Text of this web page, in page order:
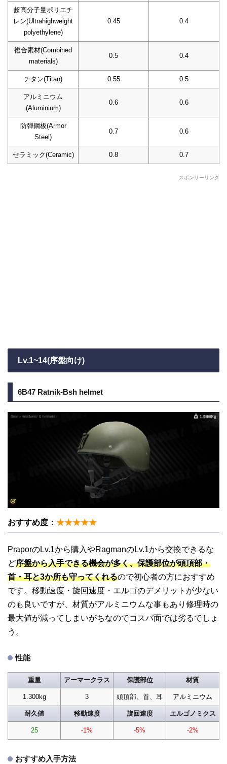
超高分子量ポリエチ
レン(Ultrahighweight
polyethylene)
0.45 0.4
複合素材(Combined
materials)
0.5 0.4
チタン(Titan) 0.55 0.5
アルミニウム
(Aluminium)
0.6 0.6
防弾鋼板(Armor
Steel)
0.7 0.6
セラミック(Ceramic) 0.8 0.7
スポンサーリンク
Lv.1~14(序盤向け)
6B47 Ratnik-Bsh helmet
おすすめ度： ★★★★★
PraporのLv.1から購入やRagmanのLv.1から交換できるな
ど序盤から入手できる機会が多く、保護部位が頭頂部・
首・耳と3か所も守ってくれるので初心者の方におすすめ
です。移動速度・旋回速度・エルゴのデメリットが少ない
のも良いですが、材質がアルミニウムな事もあり修理時の
最大値が減ってしまいがちなのでコスパ面では劣るでしょ
う。
性能
重量 アーマークラス 保護部位 材質
1.300kg 3 頭頂部、首、耳 アルミニウム
耐久値 移動速度 旋回速度 エルゴノミクス
25 -1% -5% -2%
おすすめ入手方法